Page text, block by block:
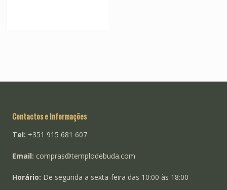
on
Contactos e Informações
Tel: +351 915 681 607
Email: compras@templodebuda.com
Horário: De segunda a sexta-feira das 10:00 às 18:00